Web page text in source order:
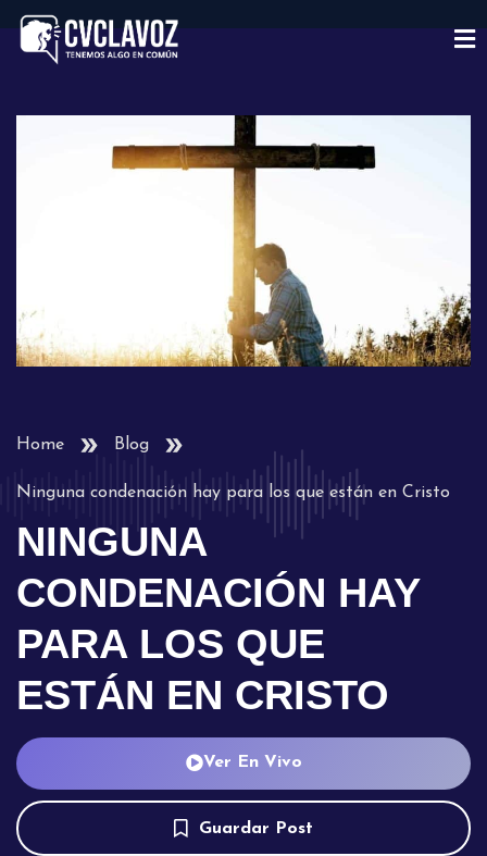
Home Blog
Ninguna condenación hay para los que están en Cristo
NINGUNA
CONDENACIÓN HAY
PARA LOS QUE
ESTÁN EN CRISTO
Ver En Vivo
Guardar Post